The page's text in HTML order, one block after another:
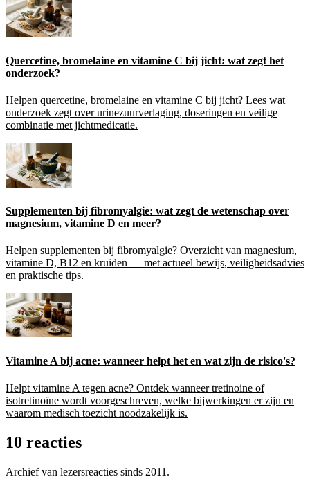
Quercetine, bromelaine en vitamine C bij jicht: wat zegt het
onderzoek?
Helpen quercetine, bromelaine en vitamine C bij jicht? Lees wat
onderzoek zegt over urinezuurverlaging, doseringen en veilige
combinatie met jichtmedicatie.
Supplementen bij fibromyalgie: wat zegt de wetenschap over
magnesium, vitamine D en meer?
Helpen supplementen bij fibromyalgie? Overzicht van magnesium,
vitamine D, B12 en kruiden — met actueel bewijs, veiligheidsadvies
en praktische tips.
Vitamine A bij acne: wanneer helpt het en wat zijn de risico's?
Helpt vitamine A tegen acne? Ontdek wanneer tretinoine of
isotretinoïne wordt voorgeschreven, welke bijwerkingen er zijn en
waarom medisch toezicht noodzakelijk is.
10 reacties
Archief van lezersreacties sinds 2011.